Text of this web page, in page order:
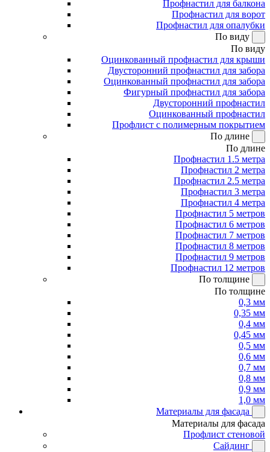
Профнастил для балкона
Профнастил для ворот
Профнастил для опалубки
По виду
По виду
Оцинкованный профнастил для крыши
Двусторонний профнастил для забора
Оцинкованный профнастил для забора
Фигурный профнастил для забора
Двусторонний профнастил
Оцинкованный профнастил
Профлист с полимерным покрытием
По длине
По длине
Профнастил 1.5 метра
Профнастил 2 метра
Профнастил 2.5 метра
Профнастил 3 метра
Профнастил 4 метра
Профнастил 5 метров
Профнастил 6 метров
Профнастил 7 метров
Профнастил 8 метров
Профнастил 9 метров
Профнастил 12 метров
По толщине
По толщине
0,3 мм
0,35 мм
0,4 мм
0,45 мм
0,5 мм
0,6 мм
0,7 мм
0,8 мм
0,9 мм
1,0 мм
Материалы для фасада
Материалы для фасада
Профлист стеновой
Сайдинг